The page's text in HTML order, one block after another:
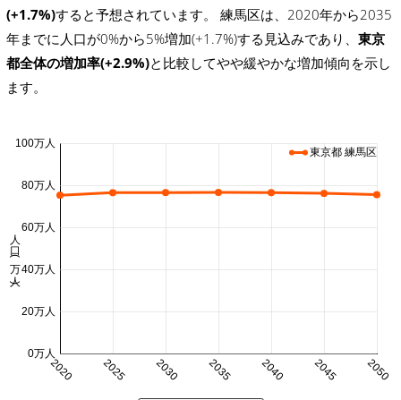
(+1.7%)すると予想されています。 練馬区は、2020年から2035
年までに人口が0%から5%増加(+1.7%)する見込みであり、 東京
都全体の増加率(+2.9%)と比較してやや緩やかな増加傾向を示し
ます。
2020 2025 2030 2035 2040 2045 2050
0万人
20万人
40万人
60万人
80万人
100万人
人口 (万人)
東京都 練馬区